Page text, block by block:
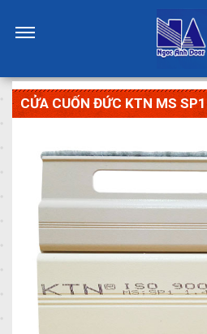
CỬA CUỐN ĐỨC KTN MS SP1